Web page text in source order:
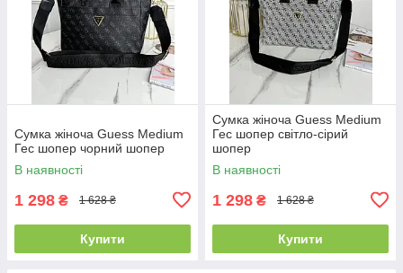
Сумка жіноча Guess Medium
Гес шопер чорний шопер
В наявності
1 298 ₴ 1 628 ₴
Купити
Сумка жіноча Guess Medium
Гес шопер світло-сірий
шопер
В наявності
1 298 ₴ 1 628 ₴
Купити